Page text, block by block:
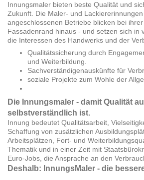
Innungsmaler bieten beste Qualität und
Zukunft. Die Maler- und
angeschlossenen Betriebe blicken bei
Fassadenrand hinaus - und setzen sich in
die Interessen des Handwerks und der
Qualitätssicherung durch
und Weiterbildung.
Sachverständigenauskünfte für
soziale Projekte zum Wohle der
Die Innungsmaler - damit Qualität
selbstverständlich ist.
Innung bedeutet Qualitätsarbeit,
Schaffung von zusätzlichen
Arbeitsplätzen, Fort- und
Thematik und in einer Zeit mit
Euro-Jobs, die Ansprache an den
Deshalb: InnungsMaler - die